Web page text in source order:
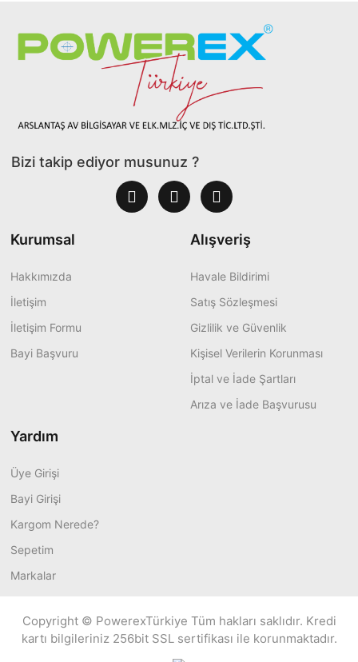
Bizi takip ediyor musunuz ?
Kurumsal
Hakkımızda
İletişim
İletişim Formu
Bayi Başvuru
Alışveriş
Havale Bildirimi
Satış Sözleşmesi
Gizlilik ve Güvenlik
Kişisel Verilerin Korunması
İptal ve İade Şartları
Arıza ve İade Başvurusu
Yardım
Üye Girişi
Bayi Girişi
Kargom Nerede?
Sepetim
Markalar
Copyright © PowerexTürkiye Tüm hakları saklıdır. Kredi
kartı bilgileriniz 256bit SSL sertifikası ile korunmaktadır.